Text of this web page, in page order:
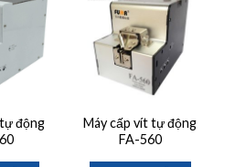
wishlist
động
Add to
wishlist
Máy cấp vít tự động
FA-560